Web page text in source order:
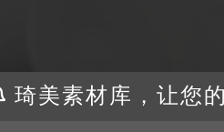
琦美素材库，让您